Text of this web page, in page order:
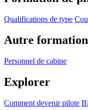
Qualifications de type
Autre formation
Personnel de cabine
Explorer
Comment devenir pilote